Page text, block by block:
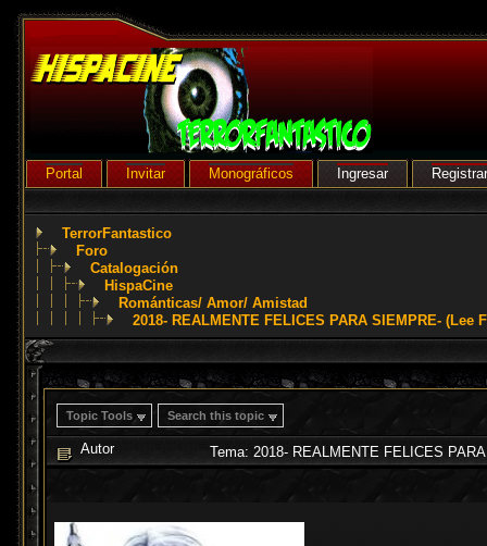
Portal Invitar Monográficos Ingresar
TerrorFantastico
Foro
Catalogación
HispaCine
Románticas/ Amor/ Amistad
2018- REALMENTE FELICES PARA SIEMPRE- (Lee
Topic Tools Search this topic
Autor Tema: 2018- REALMENTE FELICES